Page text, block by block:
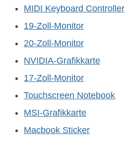
MIDI Keyboard Controller
19-Zoll-Monitor
20-Zoll-Monitor
NVIDIA-Grafikkarte
17-Zoll-Monitor
Touchscreen Notebook
MSI-Grafikkarte
Macbook Sticker